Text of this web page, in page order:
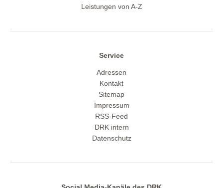
Leistungen von A-Z
Service
Adressen
Kontakt
Sitemap
Impressum
RSS-Feed
DRK intern
Datenschutz